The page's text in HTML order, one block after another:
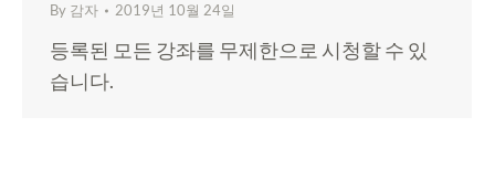
By 감자 2019년 10월 24일
등록된 모든 강좌를 무제한으로 시청할 수 있
습니다.